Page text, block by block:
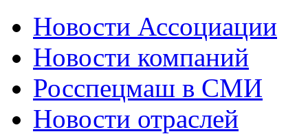
Новости Ассоциации
Новости компаний
Росспецмаш в СМИ
Новости отраслей